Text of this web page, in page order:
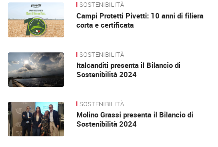
News SOSTENIBILITÀ
Campi Protetti Pivetti: 10 anni di filiera
corta e certificata
SOSTENIBILITÀ
Italcanditi presenta il Bilancio di
Sostenibilità 2024
SOSTENIBILITÀ
Molino Grassi presenta il Bilancio di
Sostenibilità 2024